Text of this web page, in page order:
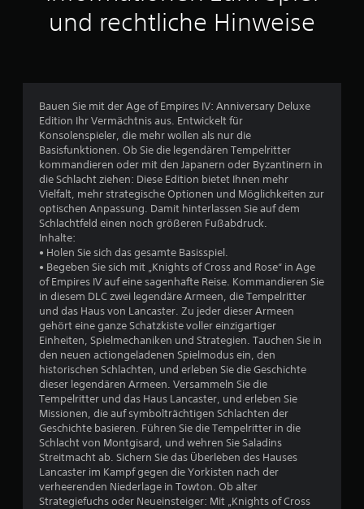
S
e
r
e
n
u
s
u
e
e
m
e
n
t
e
D
u
k
a
n
s
t
d
a
s
S
p
i
e
l
s
p
i
e
l
e
f
f
l
e
S
p
i
e
l
e
n
)
.
M
a
n
u
e
l
l
e
s
S
p
e
i
c
h
und rechtliche Hinweise
Bauen Sie mit der Age of Empires IV: Anniversary Deluxe
Edition Ihr Vermächtnis aus. Entwickelt für
Konsolenspieler, die mehr wollen als nur die
Basisfunktionen. Ob Sie die legendären Tempelritter
kommandieren oder mit den Japanern oder Byzantinern in
die Schlacht ziehen: Diese Edition bietet Ihnen mehr
Vielfalt, mehr strategische Optionen und Möglichkeiten zur
optischen Anpassung. Damit hinterlassen Sie auf dem
Schlachtfeld einen noch größeren Fußabdruck.
Inhalte:
• Holen Sie sich das gesamte Basisspiel.
• Begeben Sie sich mit „Knights of Cross and Rose“ in Age
of Empires IV auf eine sagenhafte Reise. Kommandieren Sie
in diesem DLC zwei legendäre Armeen, die Tempelritter
und das Haus von Lancaster. Zu jeder dieser Armeen
gehört eine ganze Schatzkiste voller einzigartiger
Einheiten, Spielmechaniken und Strategien. Tauchen Sie in
den neuen actiongeladenen Spielmodus ein, den
historischen Schlachten, und erleben Sie die Geschichte
dieser legendären Armeen. Versammeln Sie die
Tempelritter und das Haus Lancaster, und erleben Sie
Missionen, die auf symbolträchtigen Schlachten der
Geschichte basieren. Führen Sie die Tempelritter in die
Schlacht von Montgisard, und wehren Sie Saladins
Streitmacht ab. Sichern Sie das Überleben des Hauses
Lancaster im Kampf gegen die Yorkisten nach der
verheerenden Niederlage in Towton. Ob alter
Strategiefuchs oder Neueinsteiger: Mit „Knights of Cross